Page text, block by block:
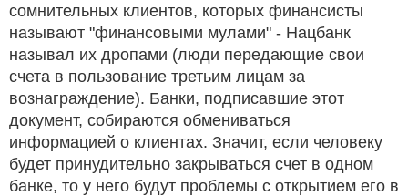
сомнительных клиентов, которых финансисты
называют "финансовыми мулами" - Нацбанк
называл их дропами (люди передающие свои
счета в пользование третьим лицам за
вознаграждение). Банки, подписавшие этот
документ, собираются обмениваться
информацией о клиентах. Значит, если человеку
будет принудительно закрываться счет в одном
банке, то у него будут проблемы с открытием его в